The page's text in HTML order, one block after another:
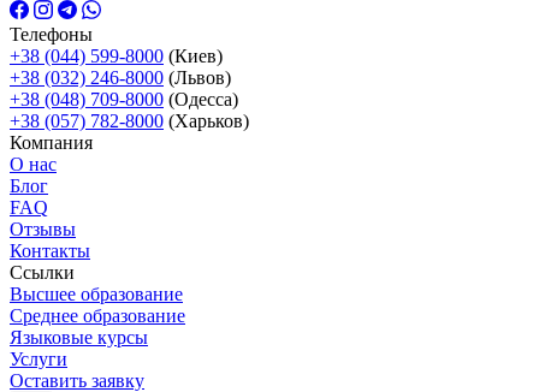
Телефоны
+38 (044) 599-8000 (Киев)
+38 (032) 246-8000 (Львов)
+38 (048) 709-8000 (Одесcа)
+38 (057) 782-8000 (Харьков)
Компания
О нас
Блог
FAQ
Отзывы
Контакты
Ссылки
Высшее образование
Среднее образование
Языковые курсы
Услуги
Оставить заявку